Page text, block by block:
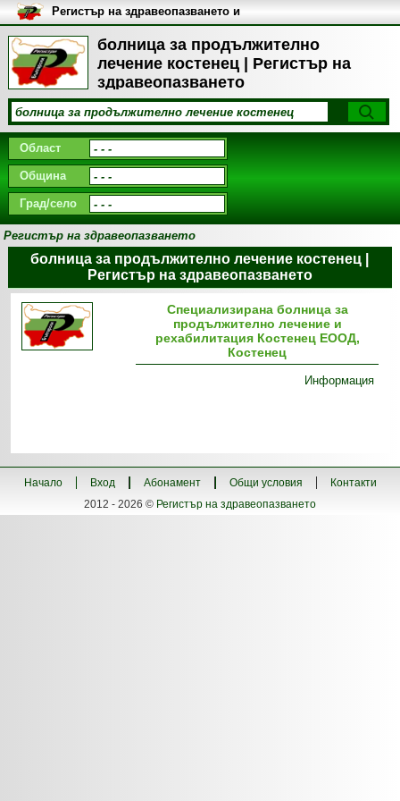
болница за продължително
лечение костенец | Регистър на
здравеопазването
Регистър на здравеопазването и
медицинските заведения в
България
Област
Община
Град/село
Регистър на здравеопазването
болница за продължително лечение костенец |
Регистър на здравеопазването
Специализирана болница за
продължително лечение и
рехабилитация Костенец ЕООД,
Костенец
Информация
Начало Вход Абонамент Общи условия
Контакти
2012 - 2026 © Регистър на здравеопазването